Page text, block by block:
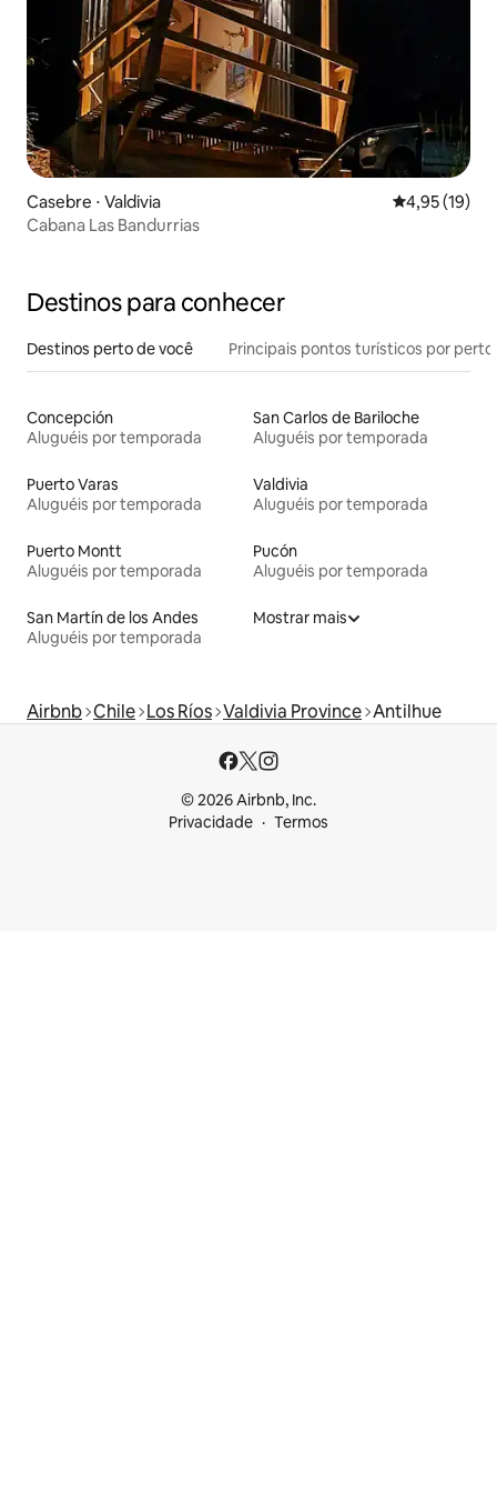
Casebre ⋅ Valdivia 4,95 de uma
4,95 (19)
Cabana Las Bandurrias
Destinos para conhecer
Destinos perto de você Principais pontos turísticos por perto
Concepción
Aluguéis por temporada
San Carlos de Bariloche
Aluguéis por temporada
Puerto Varas
Aluguéis por temporada
Valdivia
Aluguéis por temporada
Puerto Montt
Aluguéis por temporada
Pucón
Aluguéis por temporada
San Martín de los Andes
Aluguéis por temporada
Mostrar mais
Airbnb Chile Los Ríos Valdivia Province Antilhue
© 2026 Airbnb, Inc.
Privacidade
Termos